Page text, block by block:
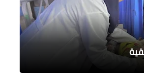
تعليم الرياض يتابع
بمدرسة أم القرى
ما وراء الكواليس في ترميم
الروماني
وقفة تضامنية مع الشعب
في الجمهورية العربية